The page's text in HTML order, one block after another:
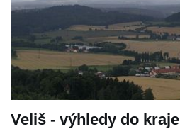
Veliš - výhledy do kraje